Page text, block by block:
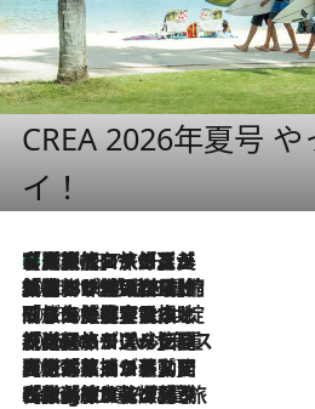
CREA 2026年夏号
イ！
2026.8.7
【厳選旅コスメ】「多機能アイテムがメイン！」旅好き美容エディターが選んだ夏旅ベストコスメを発表【Mサイズジップ】
2026.8.6
「荷物が増えるほど旅ストレスは増す」美容ジャーナリストがたどり着いた最終結論。“化粧品を劇的に減らす”感動の凝縮美容とは
2026.8.6
「旅先には金髪ウィッグを持参」日本と同じメイクでは損してる!? 美容ジャーナリストが提案する“掟破りの旅美容”とは
2026.8.6
【厳選旅コスメ】「身軽さ＆UV対策重視！」ヘアアーティストshucoが選んだ夏旅ベストコスメを発表【Mサイズジップ】
2026.8.5
【厳選旅コスメ】国内をあちこち移動する河井菜摘が選んだ夏旅ベストコスメ発表！「リラックスアイテムはマスト」【Mサイズジップ】
2026.8.4
【厳選旅コスメ】「紫外線＆乾燥対策しながらメイク感も！」ヘア＆メイクGeorgeが選んだ夏旅ベストコスメを発表！【Mサイズジップ】